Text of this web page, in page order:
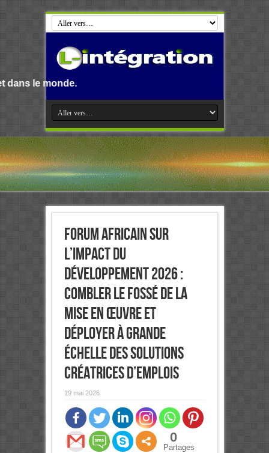
Forum africain sur
l’impact du
développement 2026 :
Combler le fossé de la
mise en œuvre et
déployer à grande
échelle des solutions
créatrices d’emplois
19 mai 2026
0
Partages